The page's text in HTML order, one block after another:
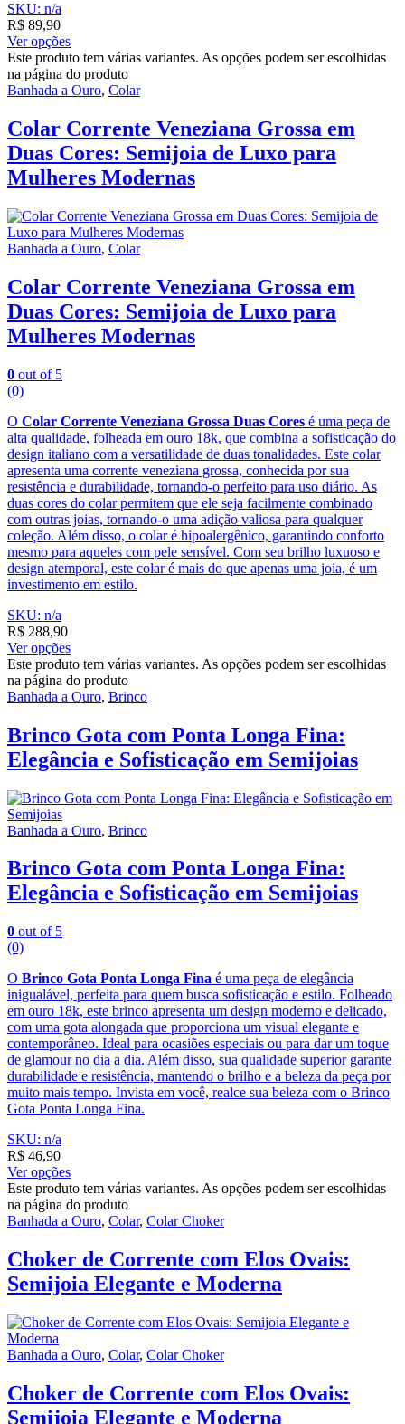
SKU: n/a
R$ 89,90
Ver opções
Este produto tem várias variantes. As opções podem ser escolhidas
na página do produto
Banhada a Ouro, Colar
Colar Corrente Veneziana Grossa em
Duas Cores: Semijoia de Luxo para
Mulheres Modernas
Banhada a Ouro, Colar
Colar Corrente Veneziana Grossa em
Duas Cores: Semijoia de Luxo para
Mulheres Modernas
0 out of 5
(0)
O Colar Corrente Veneziana Grossa Duas Cores é uma peça de
alta qualidade, folheada em ouro 18k, que combina a sofisticação do
design italiano com a versatilidade de duas tonalidades. Este colar
apresenta uma corrente veneziana grossa, conhecida por sua
resistência e durabilidade, tornando-o perfeito para uso diário. As
duas cores do colar permitem que ele seja facilmente combinado
com outras joias, tornando-o uma adição valiosa para qualquer
coleção. Além disso, o colar é hipoalergênico, garantindo conforto
mesmo para aqueles com pele sensível. Com seu brilho luxuoso e
design atemporal, este colar é mais do que apenas uma joia, é um
investimento em estilo.
SKU: n/a
R$ 288,90
Ver opções
Este produto tem várias variantes. As opções podem ser escolhidas
na página do produto
Banhada a Ouro, Brinco
Brinco Gota com Ponta Longa Fina:
Elegância e Sofisticação em Semijoias
Banhada a Ouro, Brinco
Brinco Gota com Ponta Longa Fina:
Elegância e Sofisticação em Semijoias
0 out of 5
(0)
O Brinco Gota Ponta Longa Fina é uma peça de elegância
inigualável, perfeita para quem busca sofisticação e estilo. Folheado
em ouro 18k, este brinco apresenta um design moderno e delicado,
com uma gota alongada que proporciona um visual elegante e
contemporâneo. Ideal para ocasiões especiais ou para dar um toque
de glamour no dia a dia. Além disso, sua qualidade superior garante
durabilidade e resistência, mantendo o brilho e a beleza da peça por
muito mais tempo. Invista em você, realce sua beleza com o Brinco
Gota Ponta Longa Fina.
SKU: n/a
R$ 46,90
Ver opções
Este produto tem várias variantes. As opções podem ser escolhidas
na página do produto
Banhada a Ouro, Colar, Colar Choker
Choker de Corrente com Elos Ovais:
Semijoia Elegante e Moderna
Banhada a Ouro, Colar, Colar Choker
Choker de Corrente com Elos Ovais:
Semijoia Elegante e Moderna